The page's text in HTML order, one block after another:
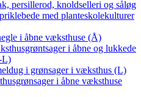
persillerod, knoldselleri og såløg
med planteskolekulturer
i åbne væksthuse (Å)
i åbne og lukkede
L)
i grønsager i væksthus (L)
i åbne væksthuse